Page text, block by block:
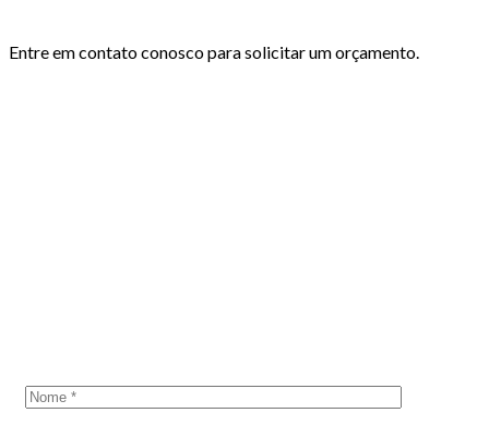
Entre em contato conosco para solicitar um orçamento.